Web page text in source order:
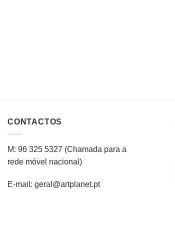
CONTACTOS
M: 96 325 5327 (Chamada para a
rede móvel nacional )
E-mail: geral@artplanet.pt